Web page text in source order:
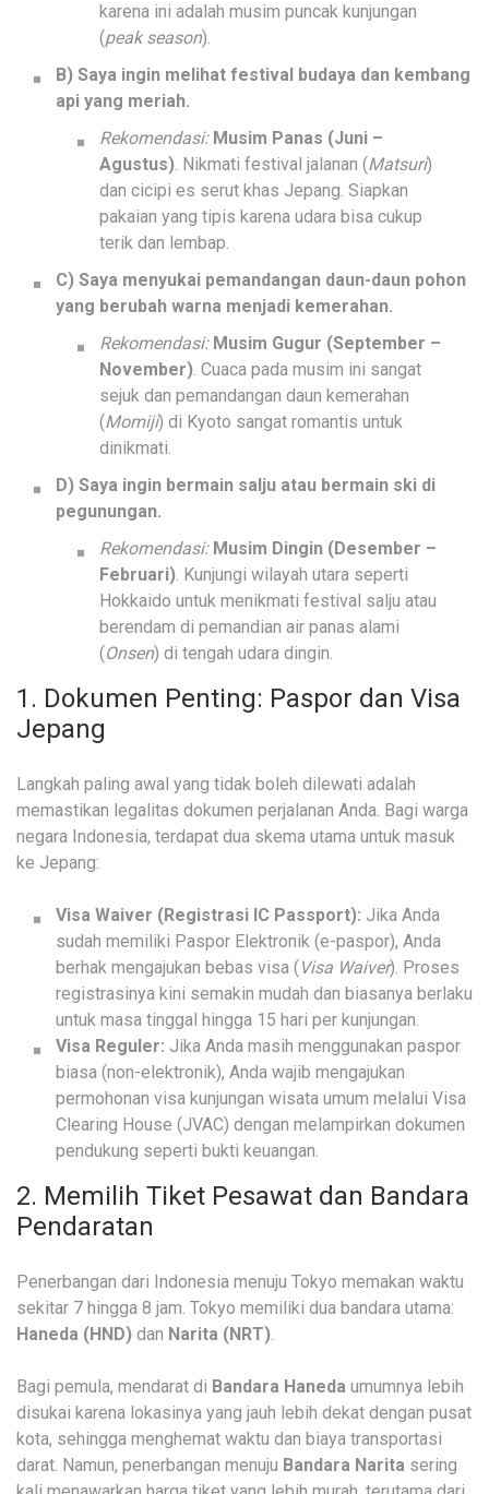
karena ini adalah musim puncak kunjungan
(peak season).
B) Saya ingin melihat festival budaya dan kembang
api yang meriah.
Rekomendasi: Musim Panas (Juni –
Agustus). Nikmati festival jalanan (Matsuri)
dan cicipi es serut khas Jepang. Siapkan
pakaian yang tipis karena udara bisa cukup
terik dan lembap.
C) Saya menyukai pemandangan daun-daun pohon
yang berubah warna menjadi kemerahan.
Rekomendasi: Musim Gugur (September –
November). Cuaca pada musim ini sangat
sejuk dan pemandangan daun kemerahan
(Momiji) di Kyoto sangat romantis untuk
dinikmati.
D) Saya ingin bermain salju atau bermain ski di
pegunungan.
Rekomendasi: Musim Dingin (Desember –
Februari). Kunjungi wilayah utara seperti
Hokkaido untuk menikmati festival salju atau
berendam di pemandian air panas alami
(Onsen) di tengah udara dingin.
1. Dokumen Penting: Paspor dan Visa
Jepang
Langkah paling awal yang tidak boleh dilewati adalah
memastikan legalitas dokumen perjalanan Anda. Bagi warga
negara Indonesia, terdapat dua skema utama untuk masuk
ke Jepang:
Visa Waiver (Registrasi IC Passport): Jika Anda
sudah memiliki Paspor Elektronik (e-paspor), Anda
berhak mengajukan bebas visa ( Visa Waiver). Proses
registrasinya kini semakin mudah dan biasanya berlaku
untuk masa tinggal hingga 15 hari per kunjungan.
Visa Reguler: Jika Anda masih menggunakan paspor
biasa (non-elektronik), Anda wajib mengajukan
permohonan visa kunjungan wisata umum melalui Visa
Clearing House (JVAC) dengan melampirkan dokumen
pendukung seperti bukti keuangan.
2. Memilih Tiket Pesawat dan Bandara
Pendaratan
Penerbangan dari Indonesia menuju Tokyo memakan waktu
sekitar 7 hingga 8 jam. Tokyo memiliki dua bandara utama:
Haneda (HND) dan Narita (NRT).
Bagi pemula, mendarat di Bandara Haneda umumnya lebih
disukai karena lokasinya yang jauh lebih dekat dengan pusat
kota, sehingga menghemat waktu dan biaya transportasi
darat. Namun, penerbangan menuju Bandara Narita sering